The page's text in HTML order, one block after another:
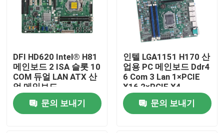
홈
DFI HD620 Intel® H81
메인보드 2 ISA 슬롯 10
COM 듀얼 LAN ATX 산
업 메인보드
문의 보내기
인텔 LGA1151 H170 산
업용 PC 메인보드 Ddr4
6 Com 3 Lan 1×PCIE
X16 2×PCIE X4
문의 보내기